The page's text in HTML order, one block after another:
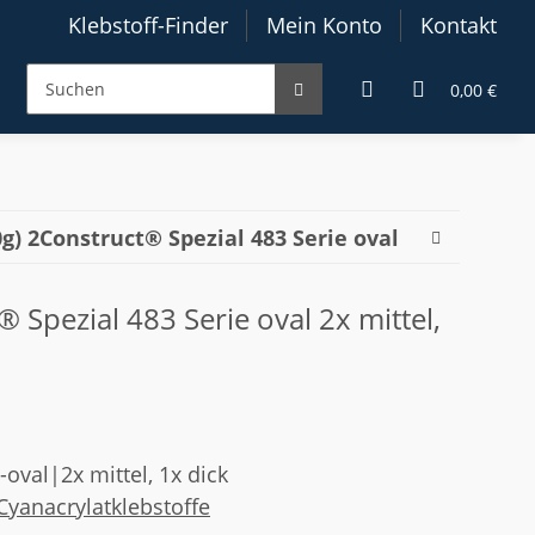
Klebstoff-Finder Mein Konto Kontakt
0,00 €
2Construct® Spezial 483 Serie oval
Spezial 483 Serie oval 2x mittel,
oval|2x mittel, 1x dick